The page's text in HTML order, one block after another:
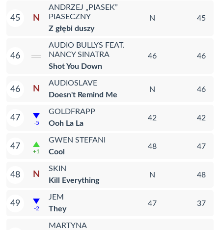
45 N
ANDRZEJ „PIASEK”
PIASECZNY
Z głębi duszy
N 45
46
AUDIO BULLYS FEAT.
NANCY SINATRA
Shot You Down
46 46
46 N
AUDIOSLAVE
Doesn't Remind Me
N 46
47
-5
GOLDFRAPP
Ooh La La
42 42
47
+1
GWEN STEFANI
Cool
48 47
48 N
SKIN
Kill Everything
N 48
49
-2
JEM
They
47 37
MARTYNA